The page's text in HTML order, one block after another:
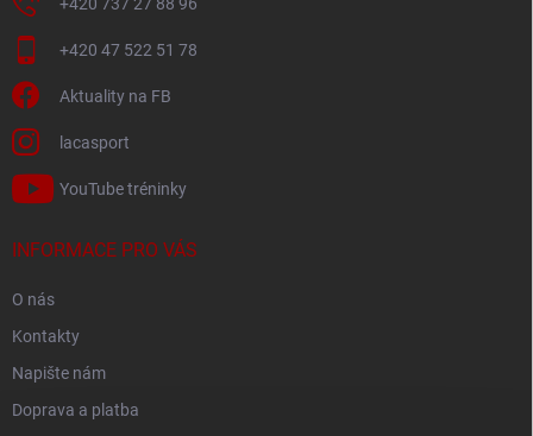
+420 47 522 51 78
Aktuality na FB
lacasport
YouTube tréninky
INFORMACE PRO VÁS
O nás
Kontakty
Napište nám
Doprava a platba